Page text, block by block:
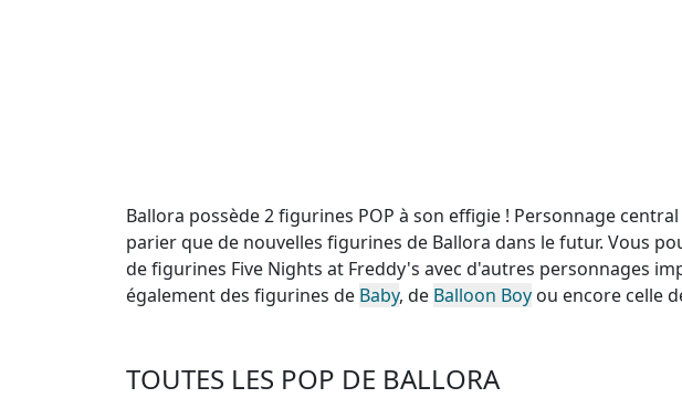
Ballora possède 2 figurines POP à son effigie ! Personnage
parier que de nouvelles figurines de Ballora dans le futur. Vous
de figurines Five Nights at Freddy's avec d'autres personnages
également des figurines de Baby, de Balloon Boy ou encore celle
TOUTES LES POP DE BALLORA